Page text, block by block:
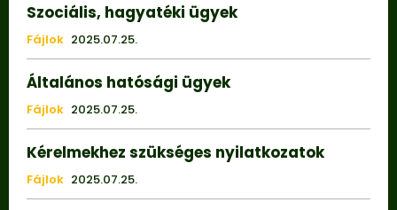
Szociális, hagyatéki ügyek
Fájlok 2025.07.25.
Általános hatósági ügyek
Fájlok 2025.07.25.
Kérelmekhez szükséges nyilatkozatok
Fájlok 2025.07.25.